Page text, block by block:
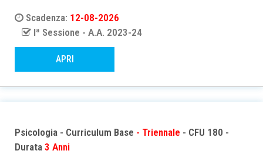
Scadenza: 12-08-2026
Iª Sessione - A.A. 2023-24
APRI
Psicologia - Curriculum Base - Triennale - CFU 180 -
Durata 3 Anni